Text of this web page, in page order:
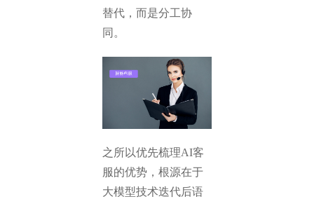
替代，而是分工协
同。
之所以优先梳理AI客
服的优势，根源在于
大模型技术迭代后语